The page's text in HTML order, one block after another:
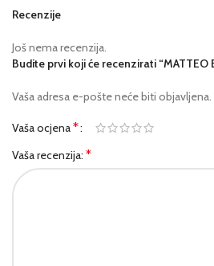
Recenzije
Još nema recenzija.
Budite prvi koji će recenzirati “MATTEO
Vaša adresa e-pošte neće biti objavljena.
Vaša ocjena*
Vaša recenzija: *